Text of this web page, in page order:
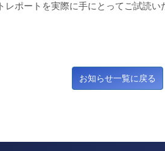
レポートを実際に手にとってご試読い